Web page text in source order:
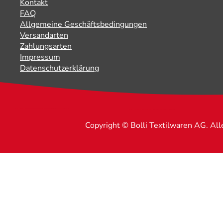
Kontakt
FAQ
Allgemeine Geschäftsbedingungen
Versandarten
Zahlungsarten
Impressum
Datenschutzerklärung
Copyright © Bolli Textilwaren AG.